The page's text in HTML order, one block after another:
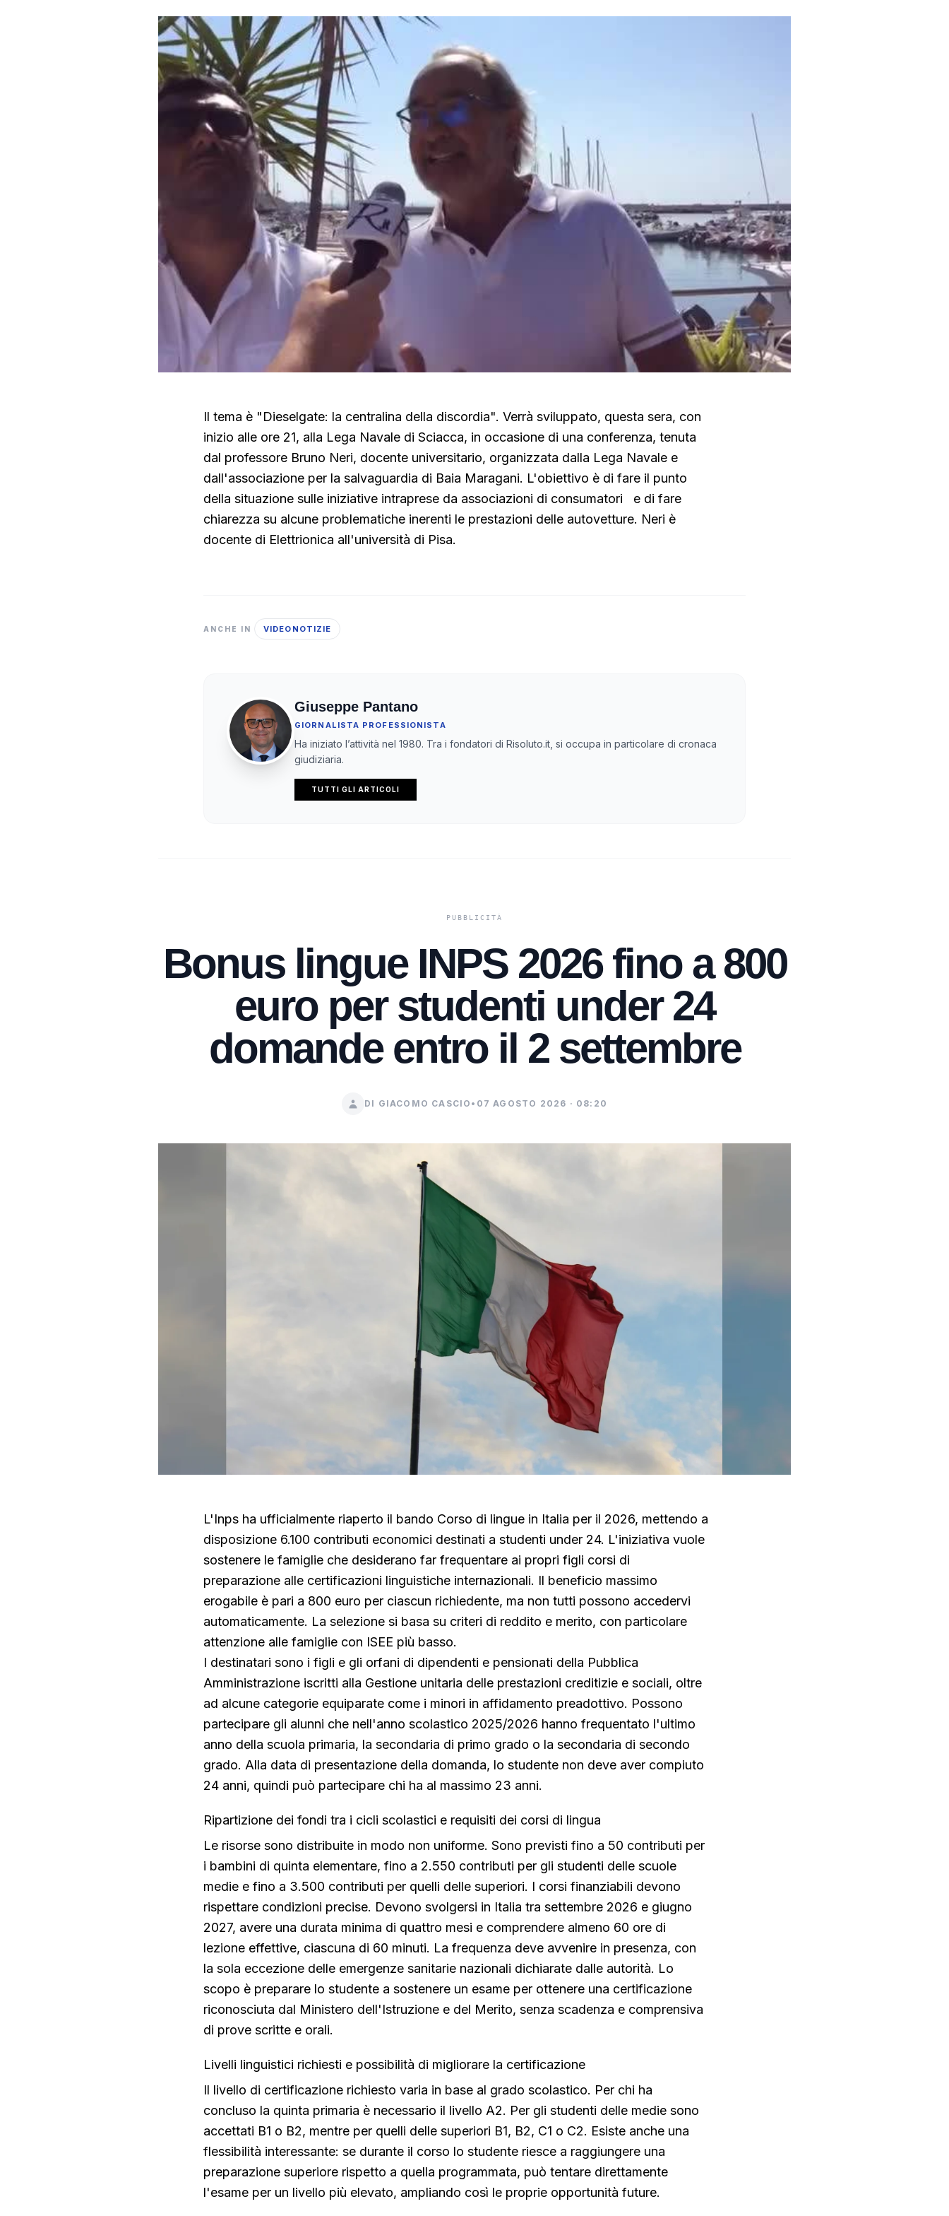
Il tema è "Dieselgate: la centralina della discordia". Verrà sviluppato, questa sera, con
inizio alle ore 21, alla Lega Navale di Sciacca, in occasione di una conferenza, tenuta
dal professore Bruno Neri, docente universitario, organizzata dalla Lega Navale e
dall'associazione per la salvaguardia di Baia Maragani. L'obiettivo è di fare il punto
della situazione sulle iniziative intraprese da associazioni di consumatori e di fare
chiarezza su alcune problematiche inerenti le prestazioni delle autovetture. Neri è
docente di Elettrionica all'università di Pisa.
ANCHE IN VIDEONOTIZIE
Giuseppe Pantano
GIORNALISTA PROFESSIONISTA
Ha iniziato l’attività nel 1980. Tra i fondatori di Risoluto.it, si occupa in particolare di cronaca
giudiziaria.
TUTTI GLI ARTICOLI
Bonus lingue INPS 2026 fino a 800
euro per studenti under 24
domande entro il 2 settembre
DI GIACOMO CASCIO • 07 AGOSTO 2026 · 08:20
L'Inps ha ufficialmente riaperto il bando Corso di lingue in Italia per il 2026, mettendo a
disposizione 6.100 contributi economici destinati a studenti under 24. L'iniziativa vuole
sostenere le famiglie che desiderano far frequentare ai propri figli corsi di
preparazione alle certificazioni linguistiche internazionali. Il beneficio massimo
erogabile è pari a 800 euro per ciascun richiedente, ma non tutti possono accedervi
automaticamente. La selezione si basa su criteri di reddito e merito, con particolare
attenzione alle famiglie con ISEE più basso.
I destinatari sono i figli e gli orfani di dipendenti e pensionati della Pubblica
Amministrazione iscritti alla Gestione unitaria delle prestazioni creditizie e sociali, oltre
ad alcune categorie equiparate come i minori in affidamento preadottivo. Possono
partecipare gli alunni che nell'anno scolastico 2025/2026 hanno frequentato l'ultimo
anno della scuola primaria, la secondaria di primo grado o la secondaria di secondo
grado. Alla data di presentazione della domanda, lo studente non deve aver compiuto
24 anni, quindi può partecipare chi ha al massimo 23 anni.
Ripartizione dei fondi tra i cicli scolastici e requisiti dei corsi di lingua
Le risorse sono distribuite in modo non uniforme. Sono previsti fino a 50 contributi per
i bambini di quinta elementare, fino a 2.550 contributi per gli studenti delle scuole
medie e fino a 3.500 contributi per quelli delle superiori. I corsi finanziabili devono
rispettare condizioni precise. Devono svolgersi in Italia tra settembre 2026 e giugno
2027, avere una durata minima di quattro mesi e comprendere almeno 60 ore di
lezione effettive, ciascuna di 60 minuti. La frequenza deve avvenire in presenza, con
la sola eccezione delle emergenze sanitarie nazionali dichiarate dalle autorità. Lo
scopo è preparare lo studente a sostenere un esame per ottenere una certificazione
riconosciuta dal Ministero dell'Istruzione e del Merito, senza scadenza e comprensiva
di prove scritte e orali.
Livelli linguistici richiesti e possibilità di migliorare la certificazione
Il livello di certificazione richiesto varia in base al grado scolastico. Per chi ha
concluso la quinta primaria è necessario il livello A2. Per gli studenti delle medie sono
accettati B1 o B2, mentre per quelli delle superiori B1, B2, C1 o C2. Esiste anche una
flessibilità interessante: se durante il corso lo studente riesce a raggiungere una
preparazione superiore rispetto a quella programmata, può tentare direttamente
l'esame per un livello più elevato, ampliando così le proprie opportunità future.